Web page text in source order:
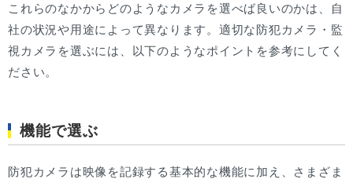
これらのなかからどのようなカメラを選べば良いのかは、自
社の状況や用途によって異なります。適切な防犯カメラ・監
視カメラを選ぶには、以下のようなポイントを参考にしてく
ださい。
機能で選ぶ
防犯カメラは映像を記録する基本的な機能に加え、さまざま